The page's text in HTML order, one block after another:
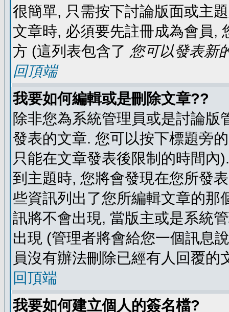
很簡單, 只需按下討論版面或主
文章時, 必須要先註冊成為會員,
方 (這列表包含了 您可以發表新
回頂端
我要如何編輯或是刪除文章??
除非您為系統管理員或是討論
發表的文章. 您可以按下標題旁
只能在文章發表後限制的時間
到主題時, 您將會發現在您所發
些資訊列出了您所編輯文章的那
訊將不會出現, 當版主或是系統
出現 (管理者將會給您一個訊息
員沒有辦法刪除已經有人回覆的
回頂端
我要如何建立個人的簽名檔?